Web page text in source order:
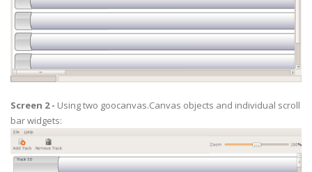
Screen 2 - Using two goocanvas.Canvas objects and individual scroll
barwidgets: